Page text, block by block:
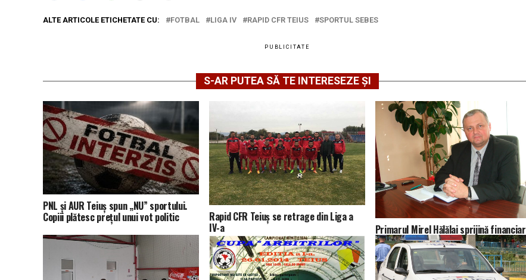
ALTE ARTICOLE ETICHETATE CU: FOTBAL LIGA IV RAPID CFR TEIUS SPORTUL SEBES
PUBLICITATE
S-AR PUTEA SĂ TE INTERESEZE ȘI
PNL și AUR Teiuș spun „NU” sportului.
Copiii plătesc prețul unui vot politic Rapid CFR Teiuș se retrage din Liga a
IV-a Primarul Mirel Hălălai sprijină financiar
echipa Rapid CFR Teiuş cu 1.000 de lei.
Urmează gestul aleşilor locali